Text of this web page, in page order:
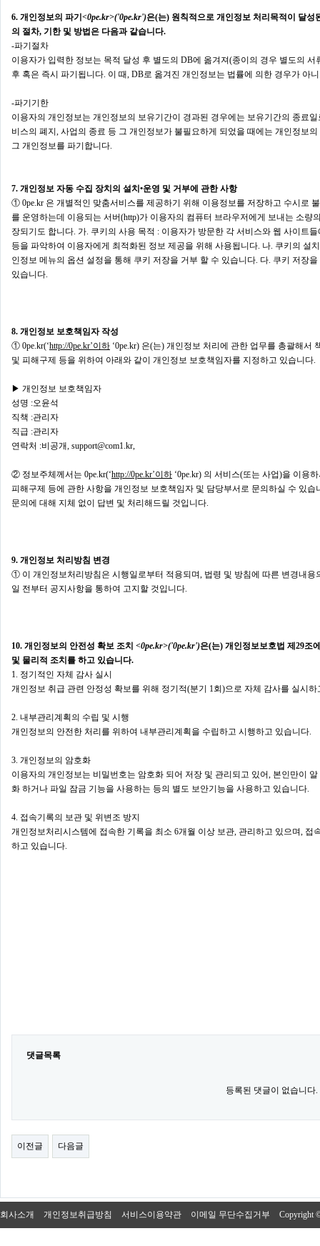
6. 개인정보의 파기 <0pe.kr>('0pe.kr')은(는) 원칙적으로 개인정보 처리목적이 달
의 절차, 기한 및 방법은 다음과 같습니다.
-파기절차
이용자가 입력한 정보는 목적 달성 후 별도의 DB에 옮겨져(종이의 경우 별도의
후 혹은 즉시 파기됩니다. 이 때, DB로 옮겨진 개인정보는 법률에 의한 경우가 아
-파기기한
이용자의 개인정보는 개인정보의 보유기간이 경과된 경우에는 보유기간의 종료
비스의 폐지, 사업의 종료 등 그 개인정보가 불필요하게 되었을 때에는 개인정보
그 개인정보를 파기합니다.
7. 개인정보 자동 수집 장치의 설치•운영 및 거부에 관한 사항
① 0pe.kr 은 개별적인 맞춤서비스를 제공하기 위해 이용정보를 저장하고 수시로
를 운영하는데 이용되는 서버(http)가 이용자의 컴퓨터 브라우저에게 보내는 소량
장되기도 합니다. 가. 쿠키의 사용 목적 : 이용자가 방문한 각 서비스와 웹 사이트
등을 파악하여 이용자에게 최적화된 정보 제공을 위해 사용됩니다. 나. 쿠키의 설
인정보 메뉴의 옵션 설정을 통해 쿠키 저장을 거부 할 수 있습니다. 다. 쿠키 저장
있습니다.
8. 개인정보 보호책임자 작성
① 0pe.kr(‘http://0pe.kr’이하 ‘0pe.kr) 은(는) 개인정보 처리에 관한 업무를 총괄해
및 피해구제 등을 위하여 아래와 같이 개인정보 보호책임자를 지정하고 있습니다.
▶ 개인정보 보호책임자
성명 :오윤석
직책 :관리자
직급 :관리자
연락처 :비공개, support@com1.kr,
② 정보주체께서는 0pe.kr(‘http://0pe.kr’이하 ‘0pe.kr) 의 서비스(또는 사업)을 이용
피해구제 등에 관한 사항을 개인정보 보호책임자 및 담당부서로 문의하실 수 있습
문의에 대해 지체 없이 답변 및 처리해드릴 것입니다.
9. 개인정보 처리방침 변경
① 이 개인정보처리방침은 시행일로부터 적용되며, 법령 및 방침에 따른 변경내
일 전부터 공지사항을 통하여 고지할 것입니다.
10. 개인정보의 안전성 확보 조치 <0pe.kr>('0pe.kr')은(는) 개인정보보호법 제29조
및 물리적 조치를 하고 있습니다.
1. 정기적인 자체 감사 실시
개인정보 취급 관련 안정성 확보를 위해 정기적(분기 1회)으로 자체 감사를 실시하
2. 내부관리계획의 수립 및 시행
개인정보의 안전한 처리를 위하여 내부관리계획을 수립하고 시행하고 있습니다.
3. 개인정보의 암호화
이용자의 개인정보는 비밀번호는 암호화 되어 저장 및 관리되고 있어, 본인만이
화 하거나 파일 잠금 기능을 사용하는 등의 별도 보안기능을 사용하고 있습니다.
4. 접속기록의 보관 및 위변조 방지
개인정보처리시스템에 접속한 기록을 최소 6개월 이상 보관, 관리하고 있으며,
하고 있습니다.
댓글목록
등록된 댓글이 없습니다.
이전글 다음글
회사소개 개인정보취급방침 서비스이용약관 이메일 무단수집거부 Copyright